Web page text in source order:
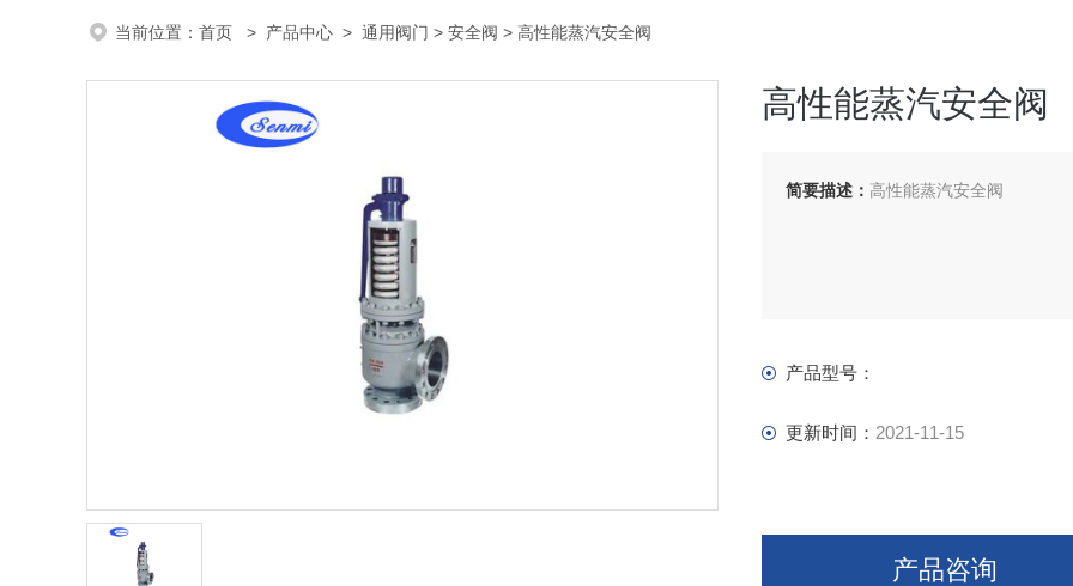
当前位置： 首页 > 产品中心 > 通用阀门 > 安全阀 > 高性能蒸汽安全阀
高性能蒸汽安全阀
简要描述： 高性能蒸汽安全阀
产品型号：
更新时间： 2021-11-15
产品咨询